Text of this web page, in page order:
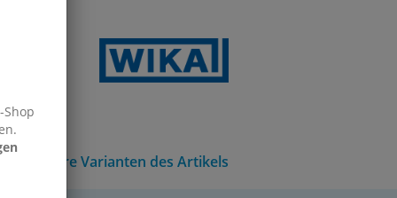
Andere Varianten des Artikels